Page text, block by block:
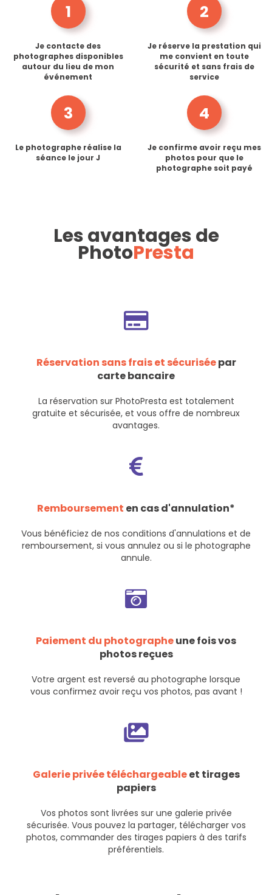
1
Je contacte des
photographes disponibles
autour du lieu de mon
événement
2
Je réserve la prestation qui
me convient en toute
sécurité et sans frais de
service
3
Le photographe réalise la
séance le jour J
4
Je confirme avoir reçu mes
photos pour que le
photographe soit payé
Les avantages de
PhotoPresta
Réservation sans frais et sécuriséepar
carte bancaire
La réservation sur PhotoPresta est totalement
gratuite et sécurisée, et vous offre de nombreux
avantages.
Remboursement en cas d'annulation*
Vous bénéficiez de nos conditions d'annulations et de
remboursement, si vous annulez ou si le photographe
annule.
Paiement du photographeune fois vos
photos reçues
Votre argent est reversé au photographe lorsque
vous confirmez avoir reçu vos photos, pas avant !
Galerie privée téléchargeableet tirages
papiers
Vos photos sont livrées sur une galerie privée
sécurisée. Vous pouvez la partager, télécharger vos
photos, commander des tirages papiers à des tarifs
préférentiels.